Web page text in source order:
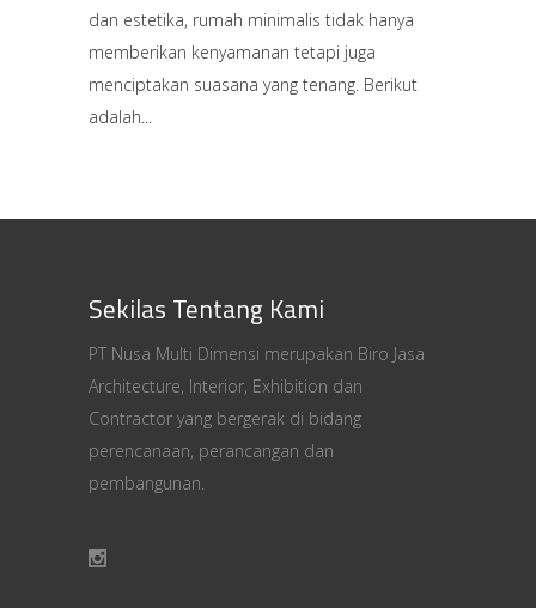
dan estetika, rumah minimalis tidak hanya
memberikan kenyamanan tetapi juga
menciptakan suasana yang tenang. Berikut
adalah
Sekilas Tentang Kami
PT Nusa Multi Dimensi merupakan Biro Jasa
Architecture, Interior, Exhibition dan
Contractor yang bergerak di bidang
perencanaan, perancangan dan
pembangunan.